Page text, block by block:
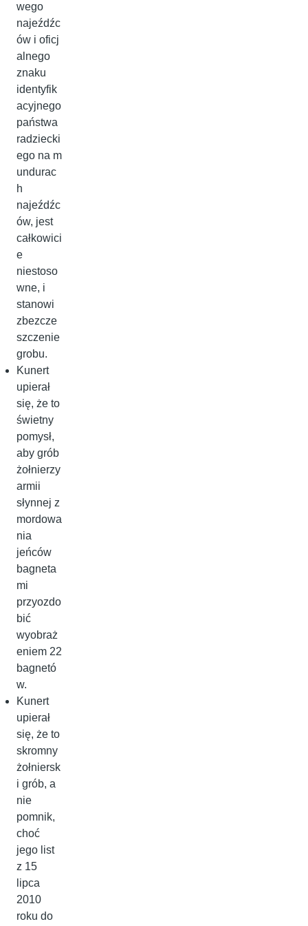
wego
najeźdźc
ów i oficj
alnego
znaku
identyfik
acyjnego
państwa
radziecki
ego na m
undurac
h
najeźdźc
ów, jest
całkowici
e
niestoso
wne, i
stanowi
zbezcze
szczenie
grobu.
Kunert
upierał
się, że to
świetny
pomysł,
aby grób
żołnierzy
armii
słynnej z
mordowa
nia
jeńców
bagneta
mi
przyozdo
bić
wyobraż
eniem 22
bagnetó
w.
Kunert
upierał
się, że to
skromny
żołniersk
i grób, a
nie
pomnik,
choć
jego list
z 15
lipca
2010
roku do